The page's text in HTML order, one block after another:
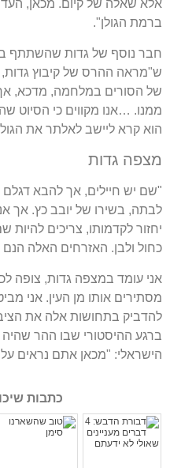
אלא שאלה של קיום. מכאן,
ברמת הגולן".
חבר נוסף של גדות שהשתתף
ש"מראה ההרס של קיבוץ גדות,
של הסורים במלחמה, מדכא,
ממנו. …אנו מקווים כי הסיוט
הוא קרא ליישב לאלתר את
מצפה גדות
"שם יש חיילים, אך להבא דגלם
לבתה, בשירו של יובב כץ. אך
יחזור לקדמותו, צריכים להיות
כחול ולבן. האזרחים האלה הנם
אני עומד במצפה גדות, צופה
מסתירים אותו מן העין. אני
להדביק בתחושות אלה את
ברגע ההיסטורי שבו ההר שהיה
הישראלי: "מכאן אתם נראים
כתבות